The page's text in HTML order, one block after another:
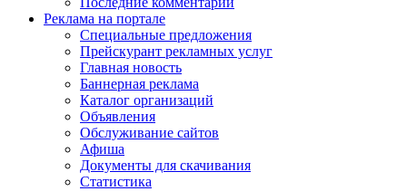
Реклама на портале
Специальные предложения
Прейскурант рекламных услуг
Главная новость
Баннерная реклама
Каталог организаций
Объявления
Обслуживание сайтов
Афиша
Документы для скачивания
Статистика